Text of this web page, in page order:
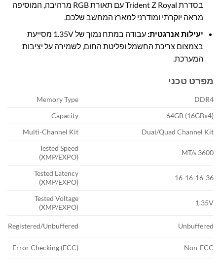
בסדרת Trident Z Royal עם תאורת RGB מרהיבה, המוסיפה
מראה יוקרתי ומודרני למארז המחשב שלכם.
יעילות אנרגטית:
עבודה במתח נמוך של 1.35V מסייעת
בצמצום צריכת החשמל ופליטת החום, לשמירה על יציבות
המערכת.
מפרט טכני
DDR4
Memory Type
64GB (16GBx4)
Capacity
Dual/Quad Channel Kit
Multi-Channel Kit
3600 MT/s
Tested Speed
(XMP/EXPO)
16-16-16-36
Tested Latency
(XMP/EXPO)
1.35V
Tested Voltage
(XMP/EXPO)
Unbuffered
Registered/Unbuffered
Non-ECC
Error Checking (ECC)